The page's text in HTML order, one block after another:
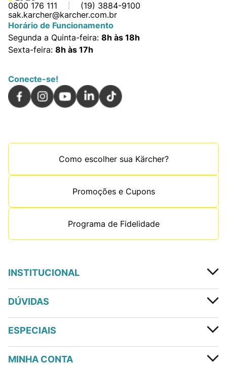
0800 176 111
(19) 3884-9100
sak.karcher@karcher.com.br
Horário de Funcionamento
Segunda a Quinta-feira: 8h às 18h
Sexta-feira: 8h às 17h
Conecte-se!
Como escolher sua Kärcher?
Promoções e Cupons
Programa de Fidelidade
INSTITUCIONAL
DÚVIDAS
ESPECIAIS
MINHA CONTA